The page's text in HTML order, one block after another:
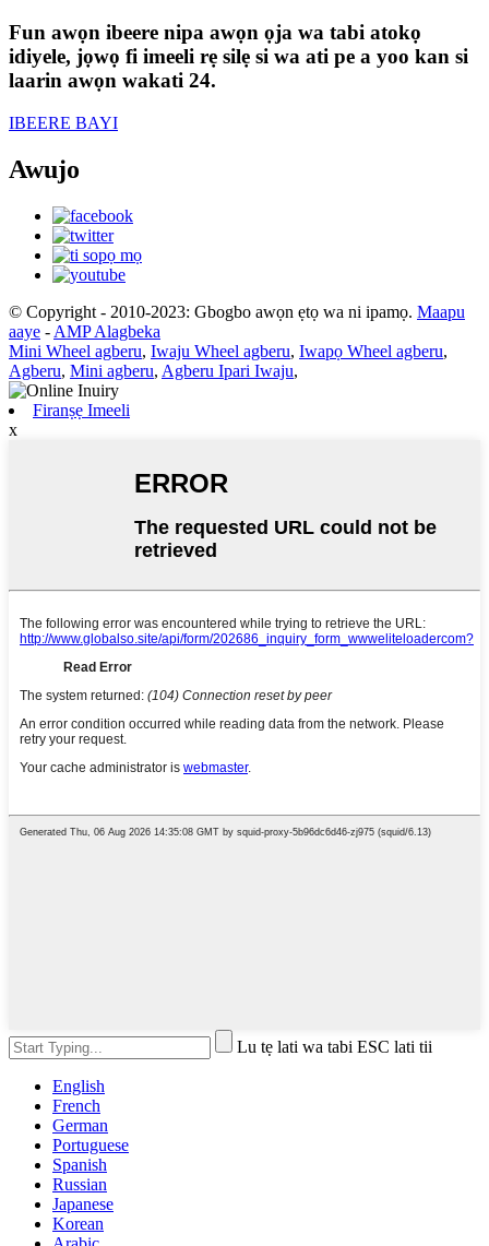
Fun awọn ibeere nipa awọn ọja wa tabi atokọ
idiyele, jọwọ fi imeeli rẹ silẹ si wa ati pe a yoo kan si
laarin awọn wakati 24.
IBEERE BAYI
Awujo
© Copyright - 2010-2023: Gbogbo awọn ẹtọ wa ni ipamọ. Maapu
aaye - AMP Alagbeka
Mini Wheel agberu, Iwaju Wheel agberu, Iwapọ Wheel agberu,
Agberu, Mini agberu, Agberu Ipari Iwaju,
Firanṣẹ Imeeli
x
Lu tẹ lati wa tabi ESC lati tii
English
French
German
Portuguese
Spanish
Russian
Japanese
Korean